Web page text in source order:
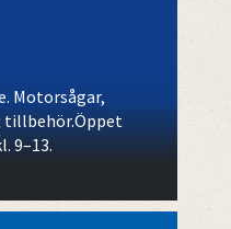
Motorsågar,
tillbehör.Öppet
9–13.